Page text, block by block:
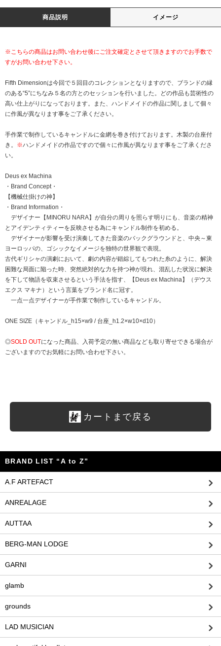
商品説明 イメージ
※こちらの商品はお問い合わせ後にご注文確定とさせて頂きますのでお手数で
すがお問い合わせ下さい。
Fifth Dimensionは今回で５回目のコレクションとなりますので、ブランドの縁
のある“5”にちなみ５名の方とのセッションを行いました。どの作品も芸術性の
高い仕上がりになっております。また、ハンドメイドの作品に関しまして個々
に作風が異なります事をご了承ください。
手作業で制作しているキャンドルに金網を巻き付けております。木製の台座付
き。 ※ハンドメイドの作品ですので個々に作風が異なります事をご了承くださ
い。
Deus ex Machina
・Brand Concept・
【機械仕掛けの神】
・Brand Information・
デザイナー【MINORU NARA】が自分の周りを照らす明りにも、音楽の精神
とアイデンティティーを反映させる為にキャンドル制作を初める。
デザイナーが影響を受け演奏してきた音楽のバックグラウンドと、中央～東
ヨーロッパの、ゴシックなイメージを独特の世界観で表現。
古代ギリシャの演劇において、劇の内容が錯綜してもつれた糸のように、解決
困難な局面に陥った時、突然絶対的な力を持つ神が現れ、混乱した状況に解決
を下して物語を収束させるという手法を指す、【Deus ex Machina】（デウス
エクス マキナ）という言葉をブランド名に冠す。
一点一点デザイナーが手作業で制作しているキャンドル。
ONE SIZE（キャンドル_h15×w9 / 台座_h1.2×w10×d10）
◎SOLD OUTになった商品、入荷予定の無い商品なども取り寄せできる場合が
ございますのでお気軽にお問い合わせ下さい。
カートまで戻る
BRAND LIST “A to Z”
A.F ARTEFACT
ANREALAGE
AUTTAA
BERG-MAN LODGE
GARNI
glamb
grounds
LAD MUSICIAN